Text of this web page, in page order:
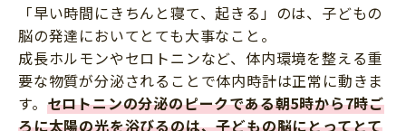
「早い時間にきちんと寝て、起きる」のは、子どもの
脳の発達においてとても大事なこと。
成長ホルモンやセロトニンなど、体内環境を整える重
要な物質が分泌されることで体内時計は正常に動きま
す。 セロトニンの分泌のピークである朝5時から7時ご
ろに太陽の光を浴びるのは、子どもの脳にとってとて